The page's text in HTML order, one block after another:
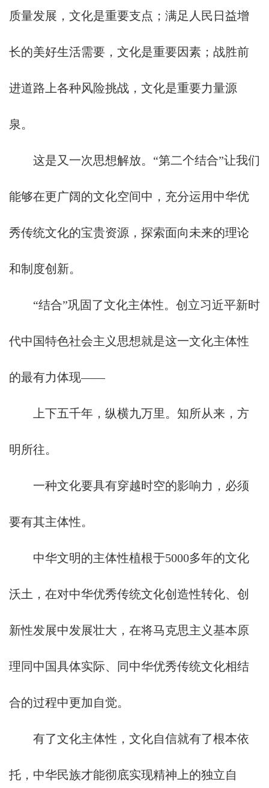
质量发展，文化是重要支点；满足人民日益增
长的美好生活需要，文化是重要因素；战胜前
进道路上各种风险挑战，文化是重要力量源
泉。
这是又一次思想解放。“第二个结合”让我们
能够在更广阔的文化空间中，充分运用中华优
秀传统文化的宝贵资源，探索面向未来的理论
和制度创新。
“结合”巩固了文化主体性。创立习近平新时
代中国特色社会主义思想就是这一文化主体性
的最有力体现——
上下五千年，纵横九万里。知所从来，方
明所往。
一种文化要具有穿越时空的影响力，必须
要有其主体性。
中华文明的主体性植根于5000多年的文化
沃土，在对中华优秀传统文化创造性转化、创
新性发展中发展壮大，在将马克思主义基本原
理同中国具体实际、同中华优秀传统文化相结
合的过程中更加自觉。
有了文化主体性，文化自信就有了根本依
托，中华民族才能彻底实现精神上的独立自